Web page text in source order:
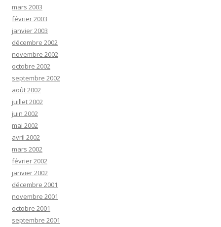
mars 2003
février 2003
janvier 2003
décembre 2002
novembre 2002
octobre 2002
septembre 2002
août 2002
juillet 2002
juin 2002
mai 2002
avril 2002
mars 2002
février 2002
janvier 2002
décembre 2001
novembre 2001
octobre 2001
septembre 2001